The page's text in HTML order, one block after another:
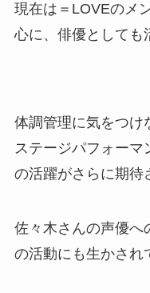
現在は＝LOVEのメ
心に、俳優としても
体調管理に気をつけ
ステージパフォーマ
の活躍がさらに期待
佐々木さんの声優へ
の活動にも生かされ